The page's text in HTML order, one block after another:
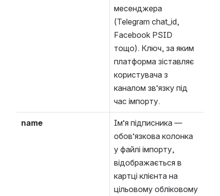
месенджера
(Telegram chat_id,
Facebook PSID
тощо). Ключ, за яким
платформа зіставляє
користувача з
каналом зв’язку під
час імпорту.
name
Ім’я підписника —
обов’язкова колонка
у файлі імпорту,
відображається в
картці клієнта на
цільовому обліковому